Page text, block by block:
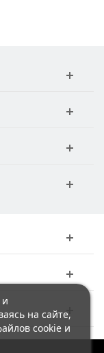
на сайте,
cookie и